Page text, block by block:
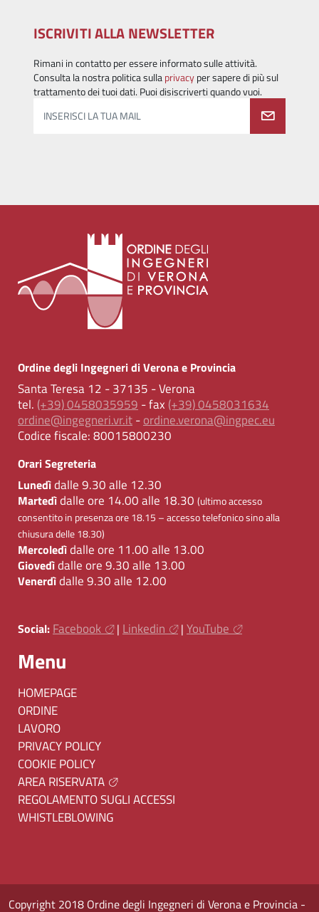
ISCRIVITI ALLA NEWSLETTER
Rimani in contatto per essere informato sulle attività.
Consulta la nostra politica sullaprivacyper sapere di più sul
trattamento dei tuoi dati. Puoi disiscriverti quando vuoi.
INSERISCI LA TUA MAIL
Ordine degli Ingegneri di Verona e Provincia
Santa Teresa 12 - 37135 - Verona
tel. (+39) 0458035959 - fax (+39) 0458031634
ordine@ingegneri.vr.it-ordine.verona@ingpec.eu
Codice fiscale:80015800230
Orari Segreteria
Lunedìdalle 9.30 alle 12.30
Martedìdalle ore 14.00 alle 18.30 (ultimo accesso
consentito in presenza ore 18.15 – accesso telefonico sino alla
chiusura delle 18.30)
Mercoledìdalle ore 11.00 alle 13.00
Giovedìdalle ore 9.30 alle 13.00
Venerdìdalle 9.30 alle 12.00
Social: Facebook | Linkedin | YouTube
Menu
HOMEPAGE
ORDINE
LAVORO
PRIVACY POLICY
COOKIE POLICY
AREA RISERVATA
REGOLAMENTO SUGLI ACCESSI
WHISTLEBLOWING
Copyright 2018 Ordine degli Ingegneri di Verona e Provincia -